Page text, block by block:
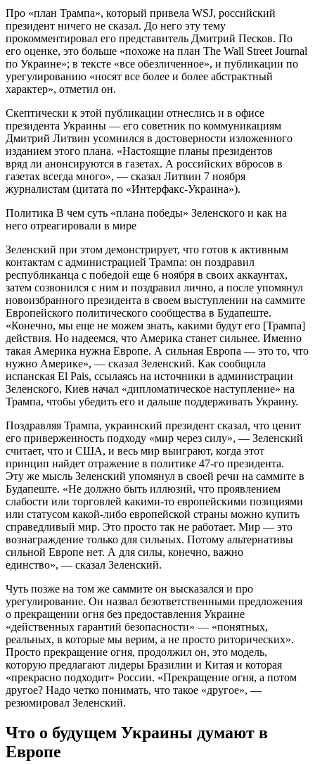
Про «план Трампа», который привела WSJ, российский
президент ничего не сказал. До него эту тему
прокомментировал его представитель Дмитрий Песков. По
его оценке, это больше «похоже на план The Wall Street Journal
по Украине»; в тексте «все обезличенное», и публикации по
урегулированию «носят все более и более абстрактный
характер», отметил он.
Скептически к этой публикации отнеслись и в офисе
президента Украины — его советник по коммуникациям
Дмитрий Литвин усомнился в достоверности изложенного
изданием этого плана. «Настоящие планы президентов
вряд ли анонсируются в газетах. А российских вбросов в
газетах всегда много», — сказал Литвин 7 ноября
журналистам (цитата по «Интерфакс-Украина»).
Политика В чем суть «плана победы» Зеленского и как на
него отреагировали в мире
Зеленский при этом демонстрирует, что готов к активным
контактам с администрацией Трампа: он поздравил
республиканца с победой еще 6 ноября в своих аккаунтах,
затем созвонился с ним и поздравил лично, а после упомянул
новоизбранного президента в своем выступлении на саммите
Европейского политического сообщества в Будапеште.
«Конечно, мы еще не можем знать, какими будут его [Трампа]
действия. Но надеемся, что Америка станет сильнее. Именно
такая Америка нужна Европе. А сильная Европа — это то, что
нужно Америке», — сказал Зеленский. Как сообщила
испанская El Pais, ссылаясь на источники в администрации
Зеленского, Киев начал «дипломатическое наступление» на
Трампа, чтобы убедить его и дальше поддерживать Украину.
Поздравляя Трампа, украинский президент сказал, что ценит
его приверженность подходу «мир через силу», — Зеленский
считает, что и США, и весь мир выиграют, когда этот
принцип найдет отражение в политике 47-го президента.
Эту же мысль Зеленский упомянул в своей речи на саммите в
Будапеште. «Не должно быть иллюзий, что проявлением
слабости или торговлей какими-то европейскими позициями
или статусом какой-либо европейской страны можно купить
справедливый мир. Это просто так не работает. Мир — это
вознаграждение только для сильных. Потому альтернативы
сильной Европе нет. А для силы, конечно, важно
единство», — сказал Зеленский.
Чуть позже на том же саммите он высказался и про
урегулирование. Он назвал безответственными предложения
о прекращении огня без предоставления Украине
«действенных гарантий безопасности» — «понятных,
реальных, в которые мы верим, а не просто риторических».
Просто прекращение огня, продолжил он, это модель,
которую предлагают лидеры Бразилии и Китая и которая
«прекрасно подходит» России. «Прекращение огня, а потом
другое? Надо четко понимать, что такое «другое», —
резюмировал Зеленский.
Что о будущем Украины думают в
Европе